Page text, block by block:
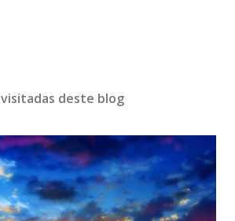
deste blog